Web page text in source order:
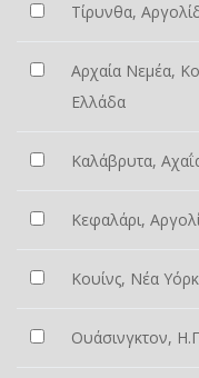
Τίρυνθα,
Αρχαία Νεμέα,
Ελλάδα
Καλάβρυτα,
Κεφαλάρι,
Κουίνς, Νέα
Ουάσινγκτον,